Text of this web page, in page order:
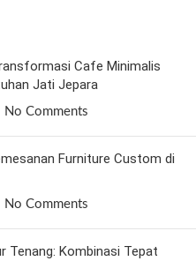
Cafe Minimalis
Jati Jepara
No Comments
Furniture Custom di
No Comments
Tenang: Kombinasi Tepat